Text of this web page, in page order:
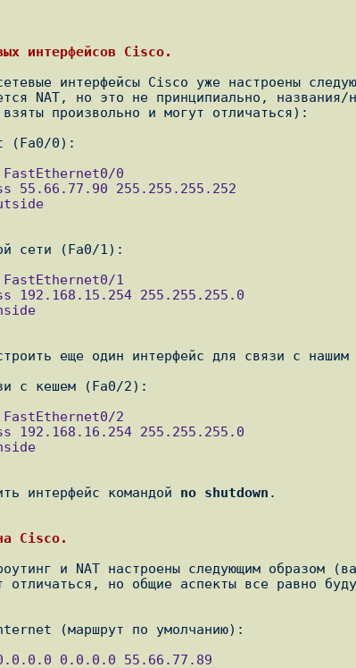
интерфейсов Cisco.
интерфейсы Cisco уже настроены
NAT, но это не принципиально, названия/
произвольно и могут отличаться):
еще один интерфейс для связи с
интерфейс командой no shutdown .
Cisco.
и NAT настроены следующим образом
отличаться, но общие аспекты все равно